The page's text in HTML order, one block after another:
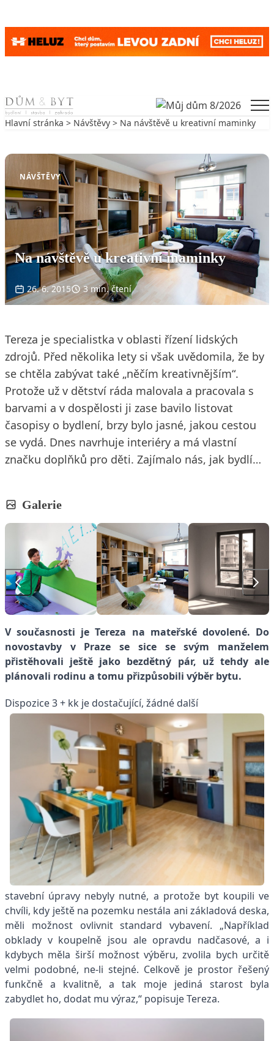
Skip to content
Hlavní stránka > Návštěvy > Na návštěvě u kreativní maminky
NÁVŠTĚVY
Na návštěvě u kreativní maminky
26. 6. 2015 3 min. čtení
Tereza je specialistka v oblasti řízení lidských
zdrojů. Před několika lety si však uvědomila, že by
se chtěla zabývat také „něčím kreativnějším“.
Protože už v dětství ráda malovala a pracovala s
barvami a v dospělosti ji zase bavilo listovat
časopisy o bydlení, brzy bylo jasné, jakou cestou
se vydá. Dnes navrhuje interiéry a má vlastní
značku doplňků pro děti. Zajímalo nás, jak bydlí…
Galerie
V současnosti je Tereza na mateřské dovolené. Do
novostavby v Praze se sice se svým manželem
přistěhovali ještě jako bezdětný pár, už tehdy ale
plánovali rodinu a tomu přizpůsobili výběr bytu.
Dispozice 3 + kk je dostačující, žádné další
stavební úpravy nebyly nutné, a protože byt koupili ve
chvíli, kdy ještě na pozemku nestála ani základová deska,
měli možnost ovlivnit standard vybavení. „Například
obklady v koupelně jsou ale opravdu nadčasové, a i
kdybych měla širší možnost výběru, zvolila bych určitě
velmi podobné, ne-li stejné. Celkově je prostor řešený
funkčně a kvalitně, a tak moje jediná starost byla
zabydlet ho, dodat mu výraz,“ popisuje Tereza.